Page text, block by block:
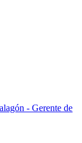
- Gerente de